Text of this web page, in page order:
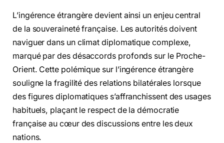
L’ingérence étrangère devient ainsi un enjeu central
de la souveraineté française. Les autorités doivent
naviguer dans un climat diplomatique complexe,
marqué par des désaccords profonds sur le Proche-
Orient. Cette polémique sur l’ingérence étrangère
souligne la fragilité des relations bilatérales lorsque
des figures diplomatiques s’affranchissent des usages
habituels, plaçant le respect de la démocratie
française au cœur des discussions entre les deux
nations.